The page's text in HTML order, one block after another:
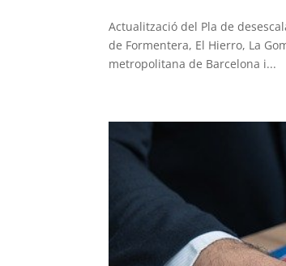
Actualització del Pla de
de Formentera, El Hierro, La
metropolitana de Barcelona i...